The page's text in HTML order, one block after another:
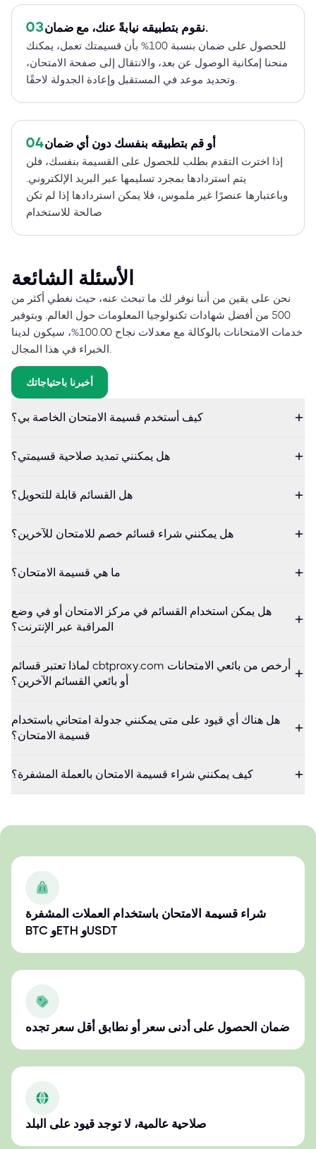
03 نقوم بتطبيقه نيابةً عنك، مع ضمان.
للحصول على ضمان بنسبة 100% بأن قسيمتك تعمل، يمكنك
منحنا إمكانية الوصول عن بعد، والانتقال إلى صفحة الامتحان،
وتحديد موعد في المستقبل وإعادة الجدولة لاحقًا.
04أو قم بتطبيقه بنفسك دون أي ضمان
إذا اخترت التقدم بطلب للحصول على القسيمة بنفسك، فلن
يتم استردادها بمجرد تسليمها عبر البريد الإلكتروني.
وباعتبارها عنصرًا غير ملموس، فلا يمكن استردادها إذا لم تكن
صالحة للاستخدام
الأسئلة الشائعة
نحن على يقين من أننا نوفر لك ما تبحث عنه، حيث نغطي أكثر من
500 من أفضل شهادات تكنولوجيا المعلومات حول العالم. وبتوفير
خدمات الامتحانات بالوكالة مع معدلات نجاح 100.00%، سيكون لدينا
الخبراء في هذا المجال.
أخبرنا باحتياجاتك
كيف أستخدم قسيمة الامتحان الخاصة بي؟
هل يمكنني تمديد صلاحية قسيمتي؟
هل القسائم قابلة للتحويل؟
هل يمكنني شراء قسائم خصم للامتحان للآخرين؟
ما هي قسيمة الامتحان؟
هل يمكن استخدام القسائم في مركز الامتحان أو في وضع
المراقبة عبر الإنترنت؟
لماذا تعتبر قسائم cbtproxy.com أرخص من بائعي الامتحانات
أو بائعي القسائم الآخرين؟
هل هناك أي قيود على متى يمكنني جدولة امتحاني باستخدام
قسيمة الامتحان؟
كيف يمكنني شراء قسيمة الامتحان بالعملة المشفرة؟
شراء قسيمة الامتحان باستخدام العملات المشفرة
BTC وETH وUSDT
ضمان الحصول على أدنى سعر أو نطابق أقل سعر تجده
صلاحية عالمية، لا توجد قيود على البلد